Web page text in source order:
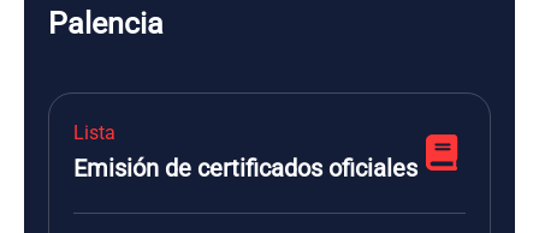
Palencia
Lista
Emisión de certificados oficiales